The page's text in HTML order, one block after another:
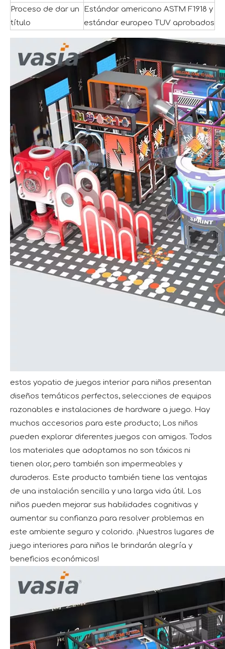
Proceso de dar un
título
Estándar americano ASTM F1918 y
estándar europeo TUV aprobados
estos yopatio de juegos interior para niños presentan
diseños temáticos perfectos, selecciones de equipos
razonables e instalaciones de hardware a juego. Hay
muchos accesorios para este producto; Los niños
pueden explorar diferentes juegos con amigos. Todos
los materiales que adoptamos no son tóxicos ni
tienen olor, pero también son impermeables y
duraderos. Este producto también tiene las ventajas
de una instalación sencilla y una larga vida útil. Los
niños pueden mejorar sus habilidades cognitivas y
aumentar su confianza para resolver problemas en
este ambiente seguro y colorido. ¡Nuestros lugares de
juego interiores para niños le brindarán alegría y
beneficios económicos!